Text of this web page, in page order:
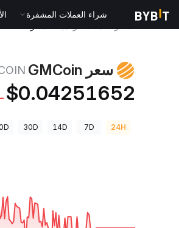
شراء العملات المشفرة
سعر GMCoin
$0.04251652
24H
7D
14D
30D